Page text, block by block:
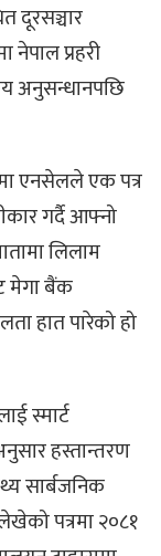
दूरसञ्चार
नेपाल प्रहरी
अनुसन्धानपछि
एनसेलले एक पत्र
गर्दै आफ्नो
लिलाम
मेगा बैंक
हात पारेको हो
स्मार्ट
हस्तान्तरण
सार्बजनिक
पत्रमा २०८१